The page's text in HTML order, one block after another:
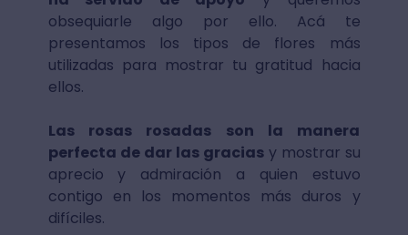
obsequiarle algo por ello. Acá te
presentamos los tipos de flores más
utilizadas para mostrar tu gratitud hacia
ellos.
Las rosas rosadas son la manera
perfecta de dar las graciasy mostrar su
aprecio y admiración a quien estuvo
contigo en los momentos más duros y
difíciles.